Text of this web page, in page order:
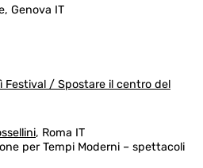
Genova IT
Festival / Spostare il centro del
, Roma IT
per Tempi Moderni – spettacoli